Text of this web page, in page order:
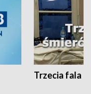
Trzecia fala -